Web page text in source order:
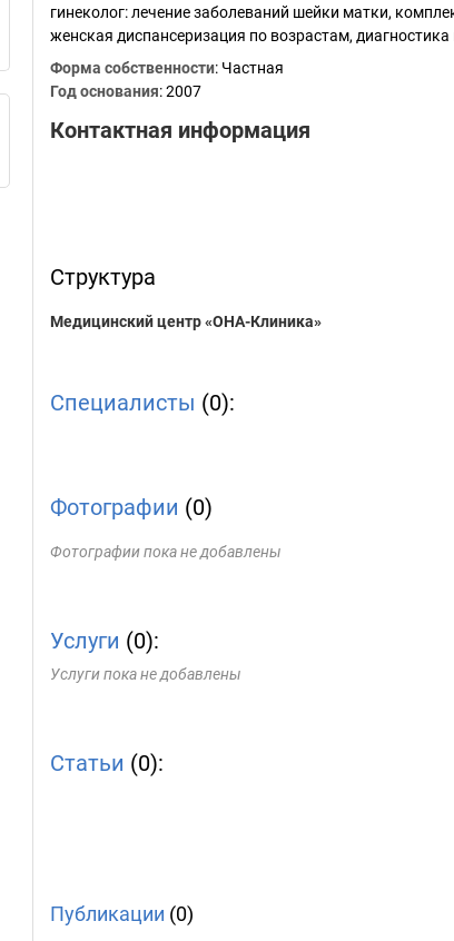
гинеколог: лечение заболеваний шейки матки,
женская диспансеризация по возрастам, диагностика
Форма собственности: Частная
Год основания:2007
Контактная информация
Структура
Медицинский центр «ОНА-Клиника»
Специалисты (0):
Фотографии (0)
Фотографии пока не добавлены
Услуги (0):
Услуги пока не добавлены
Статьи (0):
Публикации (0)